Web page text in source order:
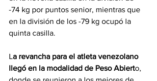
-74 kg por puntos senior, mientras que
en la división de los -79 kg ocupó la
quinta casilla.
La revancha para el atleta venezolano
llegó en la modalidad de Peso Abierto,